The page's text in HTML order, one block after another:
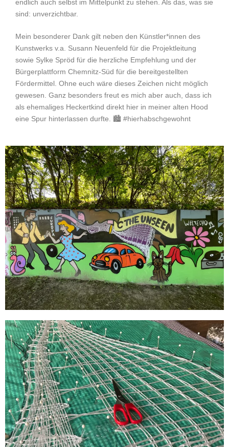
endlich auch selbst im Mittelpunkt zu stehen. Als das, was sie
sind: unverzichtbar.
Mein besonderer Dank gilt neben den Künstler*innen des
Kunstwerks v.a. Susann Neuenfeld für die Projektleitung
sowie Sylke Spröd für die herzliche Empfehlung und der
Bürgerplattform Chemnitz-Süd für die bereitgestellten
Fördermittel. Ohne euch wäre dieses Zeichen nicht möglich
gewesen. Ganz besonders freut es mich aber auch, dass ich
als ehemaliges Heckertkind direkt hier in meiner alten Hood
eine Spur hinterlassen durfte. 🏙️ #hierhabschgewohnt